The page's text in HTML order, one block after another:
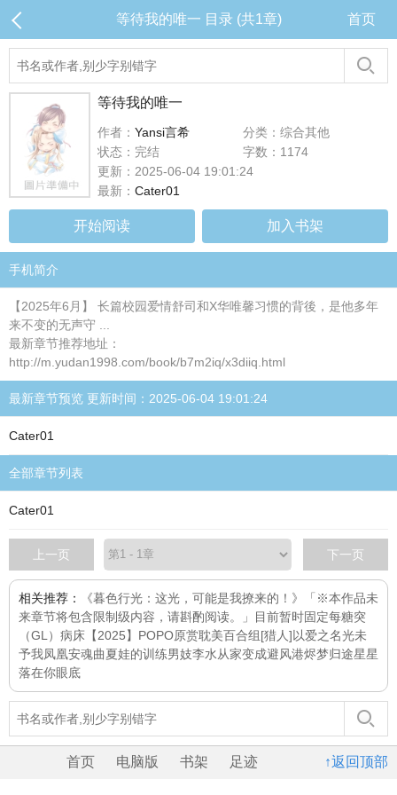
等待我的唯一 目录 (共1章) 首页
等待我的唯一
作者： Yansi言希
分类：综合其他
状态：完结
字数：1174
更新：2025-06-04 19:01:24
最新： Cater01
开始阅读 加入书架
手机简介
【2025年6月】 长篇校园爱情舒司和X华唯馨习惯的背後，是他多年
来不变的无声守 ...
最新章节推荐地址：
http://m.yudan1998.com/book/b7m2iq/x3diiq.html
最新章节预览 更新时间：2025-06-04 19:01:24
Cater01
全部章节列表
Cater01
上一页 下一页
相关推荐：
《暮色行光：这光，可能是我撩来的！》「※本作品未
来章节将包含限制级内容，请斟酌阅读。」目前暂时固定每糖突
（GL） 病床 【2025】POPO原赏耽美百合组[猎人]以爱之名光未
予我凤凰安魂曲夏娃的训练男妓李水从家变成避风港烬梦归途星星
落在你眼底
↑返回顶部
首页 电脑版 书架 足迹